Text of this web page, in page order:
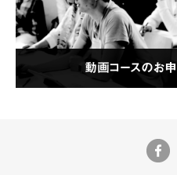
動画コースのお